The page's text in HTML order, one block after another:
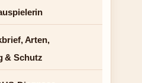
Arten,
& Schutz